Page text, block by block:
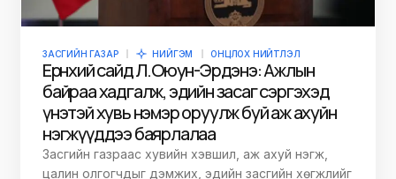
ЗАСГИЙН ГАЗАР НИЙГЭМ ОНЦЛОХ НИЙТЛЭЛ
Ерөнхий сайд Л.Оюун-Эрдэнэ: Ажлын
байраа хадгалж, эдийн засаг сэргэхэд
үнэтэй хувь нэмэр оруулж буй аж ахуйн
нэгжүүддээ баярлалаа
Засгийн газраас хувийн хэвшил, аж ахуй нэгж,
цалин олгогчдыг дэмжих, эдийн засгийн хөгжлийг